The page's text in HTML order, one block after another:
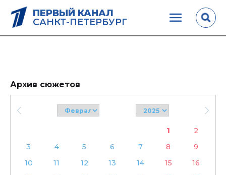
ПЕРВЫЙ КАНАЛ
САНКТ-ПЕТЕРБУРГ
Архив сюжетов
1
2
3
4 5 6 7 8
9
10
11 12 13 14 15
16